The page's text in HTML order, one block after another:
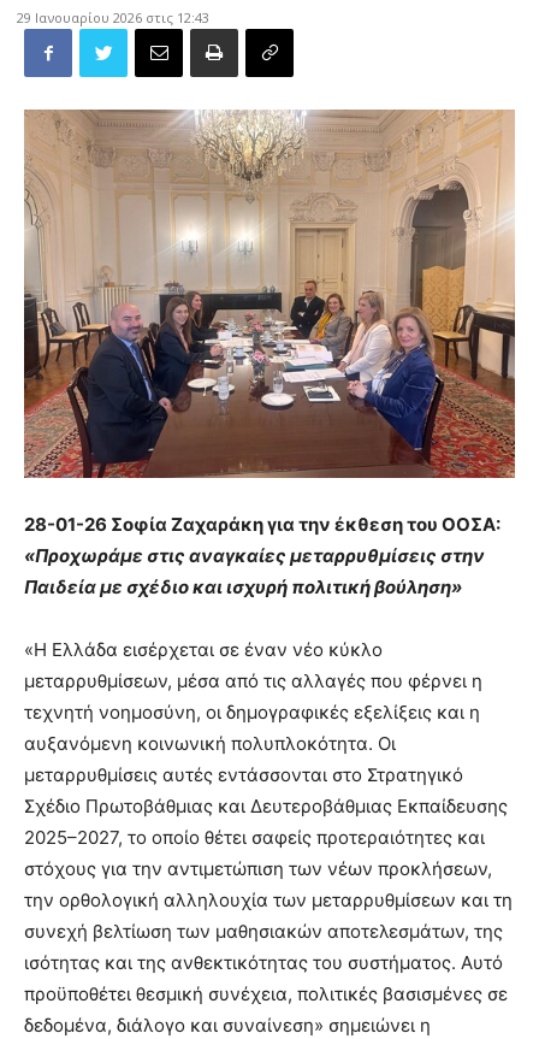
29 Ιανουαρίου 2026 στις 12:43
28-01-26 Σοφία Ζαχαράκη για την έκθεση του ΟΟΣΑ:
«Προχωράμε στις αναγκαίες μεταρρυθμίσεις στην
Παιδεία με σχέδιο και ισχυρή πολιτική βούληση»
«Η Ελλάδα εισέρχεται σε έναν νέο κύκλο
μεταρρυθμίσεων, μέσα από τις αλλαγές που φέρνει η
τεχνητή νοημοσύνη, οι δημογραφικές εξελίξεις και η
αυξανόμενη κοινωνική πολυπλοκότητα. Οι
μεταρρυθμίσεις αυτές εντάσσονται στο Στρατηγικό
Σχέδιο Πρωτοβάθμιας και Δευτεροβάθμιας Εκπαίδευσης
2025–2027, το οποίο θέτει σαφείς προτεραιότητες και
στόχους για την αντιμετώπιση των νέων προκλήσεων,
την ορθολογική αλληλουχία των μεταρρυθμίσεων και τη
συνεχή βελτίωση των μαθησιακών αποτελεσμάτων, της
ισότητας και της ανθεκτικότητας του συστήματος. Αυτό
προϋποθέτει θεσμική συνέχεια, πολιτικές βασισμένες σε
δεδομένα, διάλογο και συναίνεση» σημειώνει η